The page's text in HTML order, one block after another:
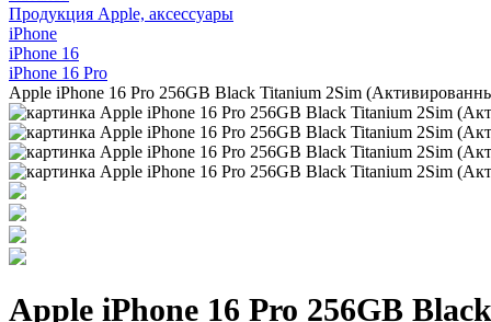
Продукция Apple, аксессуары
iPhone
iPhone 16
iPhone 16 Pro
Apple iPhone 16 Pro 256GB Black Titanium 2Sim
Apple iPhone 16 Pro 256GB